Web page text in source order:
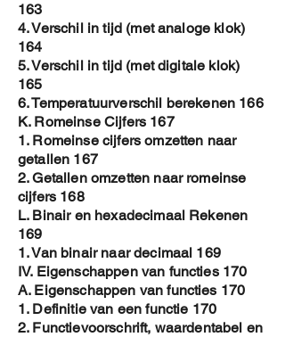
163
4. Verschil in tijd (met analoge klok)
164
5. Verschil in tijd (met digitale klok)
165
6. Temperatuurverschil berekenen 166
K. Romeinse Cijfers 167
1. Romeinse cijfers omzetten naar
getallen 167
2. Getallen omzetten naar romeinse
cijfers 168
L. Binair en hexadecimaal Rekenen
169
1. Van binair naar decimaal 169
IV. Eigenschappen van functies 170
A. Eigenschappen van functies 170
1. Definitie van een functie 170
2. Functievoorschrift, waardentabel en